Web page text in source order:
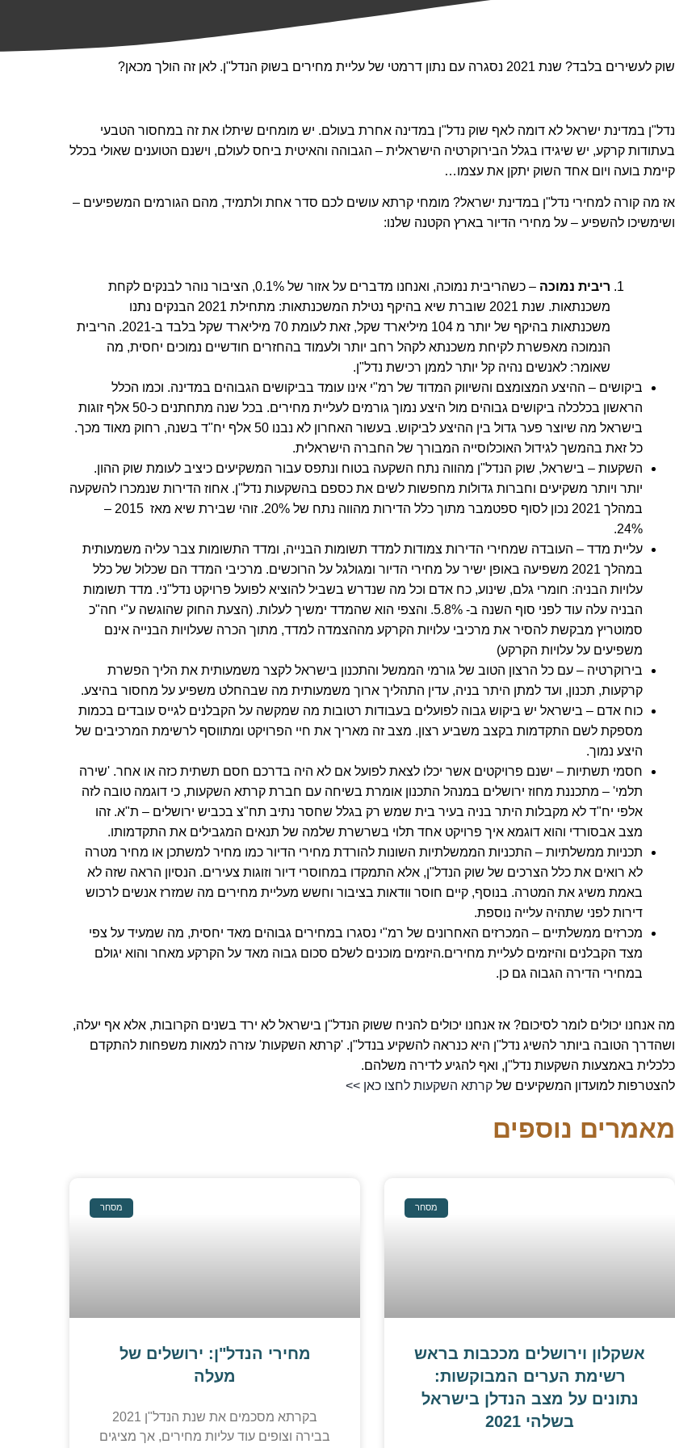
שוק לעשירים בלבד? שנת 2021 נסגרה עם נתון דרמטי של עליית מחירים בשוק הנדל"ן. לאן זה הולך מכאן?
נדל"ן במדינת ישראל לא דומה לאף שוק נדל"ן במדינה אחרת בעולם. יש מומחים שיתלו את זה במחסור הטבעי
בעתודות קרקע, יש שיגידו בגלל הבירוקרטיה הישראלית – הגבוהה והאיטית ביחס לעולם, וישנם הטוענים שאולי בכלל
קיימת בועה ויום אחד השוק יתקן את עצמו…
אז מה קורה למחירי נדל"ן במדינת ישראל? מומחי קרתא עושים לכם סדר אחת ולתמיד, מהם הגורמים המשפיעים –
ושימשיכו להשפיע – על מחירי הדיור בארץ הקטנה שלנו:
ריבית נמוכה
– כשהריבית נמוכה, ואנחנו מדברים על אזור של 0.1%, הציבור נוהר לבנקים לקחת
משכנתאות. שנת 2021 שוברת שיא בהיקף נטילת המשכנתאות: מתחילת 2021 הבנקים נתנו
משכנתאות בהיקף של יותר מ 104 מיליארד שקל, זאת לעומת 70 מיליארד שקל בלבד ב-2021. הריבית
הנמוכה מאפשרת לקיחת משכנתא לקהל רחב יותר ולעמוד בהחזרים חודשיים נמוכים יחסית, מה
שאומר: לאנשים נהיה קל יותר לממן רכישת נדל"ן.
ביקושים – ההיצע המצומצם והשיווק המדוד של רמ"י אינו עומד בביקושים הגבוהים במדינה. וכמו הכלל
הראשון בכלכלה ביקושים גבוהים מול היצע נמוך גורמים לעליית מחירים. בכל שנה מתחתנים כ-50 אלף זוגות
בישראל מה שיוצר פער גדול בין ההיצע לביקוש. בעשור האחרון לא נבנו 50 אלף יח"ד בשנה, רחוק מאוד מכך.
כל זאת בהמשך לגידול האוכלוסייה המבורך של החברה הישראלית.
השקעות – בישראל, שוק הנדל"ן מהווה נתח השקעה בטוח ונתפס עבור המשקיעים כיציב לעומת שוק ההון.
יותר ויותר משקיעים וחברות גדולות מחפשות לשים את כספם בהשקעות נדל"ן. אחוז הדירות שנמכרו להשקעה
במהלך 2021 נכון לסוף ספטמבר מתוך כלל הדירות מהווה נתח של 20%. זוהי שבירת שיא מאז 2015 –
24%.
עליית מדד – העובדה שמחירי הדירות צמודות למדד תשומות הבנייה, ומדד התשומות צבר עליה משמעותית
במהלך 2021 משפיעה באופן ישיר על מחירי הדיור ומגולגל על הרוכשים. מרכיבי המדד הם שכלול של כלל
עלויות הבניה: חומרי גלם, שינוע, כח אדם וכל מה שנדרש בשביל להוציא לפועל פרויקט נדל"ני. מדד תשומות
הבניה עלה עוד לפני סוף השנה ב- 5.8%. והצפי הוא שהמדד ימשיך לעלות. (הצעת החוק שהוגשה ע"י חה"כ
סמוטריץ מבקשת להסיר את מרכיבי עלויות הקרקע מההצמדה למדד, מתוך הכרה שעלויות הבנייה אינם
משפיעים על עלויות הקרקע)
בירוקרטיה – עם כל הרצון הטוב של גורמי הממשל והתכנון בישראל לקצר משמעותית את הליך הפשרת
קרקעות, תכנון, ועד למתן היתר בניה, עדין התהליך ארוך משמעותית מה שבהחלט משפיע על מחסור בהיצע.
כוח אדם – בישראל יש ביקוש גבוה לפועלים בעבודות רטובות מה שמקשה על הקבלנים לגייס עובדים בכמות
מספקת לשם התקדמות בקצב משביע רצון. מצב זה מאריך את חיי הפרויקט ומתווסף לרשימת המרכיבים של
היצע נמוך.
חסמי תשתיות – ישנם פרויקטים אשר יכלו לצאת לפועל אם לא היה בדרכם חסם תשתית כזה או אחר. 'שירה
תלמי' – מתכננת מחוז ירושלים במנהל התכנון אומרת בשיחה עם חברת קרתא השקעות, כי דוגמה טובה לזה
אלפי יח"ד לא מקבלות היתר בניה בעיר בית שמש רק בגלל שחסר נתיב תח"צ בכביש ירושלים – ת"א. זהו
מצב אבסורדי והוא דוגמא איך פרויקט אחד תלוי בשרשרת שלמה של תנאים המגבילים את התקדמותו.
תכניות ממשלתיות – התכניות הממשלתיות השונות להורדת מחירי הדיור כמו מחיר למשתכן או מחיר מטרה
לא רואים את כלל הצרכים של שוק הנדל"ן, אלא התמקדו במחוסרי דיור וזוגות צעירים. הנסיון הראה שזה לא
באמת משיג את המטרה. בנוסף, קיים חוסר וודאות בציבור וחשש מעליית מחירים מה שמזרז אנשים לרכוש
דירות לפני שתהיה עלייה נוספת.
מכרזים ממשלתיים – המכרזים האחרונים של רמ"י נסגרו במחירים גבוהים מאד יחסית, מה שמעיד על צפי
מצד הקבלנים והיזמים לעליית מחירים.היזמים מוכנים לשלם סכום גבוה מאד על הקרקע מאחר והוא יגולם
במחירי הדירה הגבוה גם כן.
מה אנחנו יכולים לומר לסיכום? אז אנחנו יכולים להניח ששוק הנדל"ן בישראל לא ירד בשנים הקרובות, אלא אף יעלה,
ושהדרך הטובה ביותר להשיג נדל"ן היא כנראה להשקיע בנדל"ן. 'קרתא השקעות' עזרה למאות משפחות להתקדם
כלכלית באמצעות השקעות נדל"ן, ואף להגיע לדירה משלהם.
להצטרפות למועדון המשקיעים של קרתא השקעות לחצו כאן >>
מאמרים נוספים
מסחר
אשקלון וירושלים מככבות בראש
רשימת הערים המבוקשות:
נתונים על מצב הנדלן בישראל
בשלהי 2021
מסחר
מחירי הנדל"ן: ירושלים של
מעלה
בקרתא מסכמים את שנת הנדל"ן 2021
בבירה וצופים עוד עליות מחירים, אך מציגים